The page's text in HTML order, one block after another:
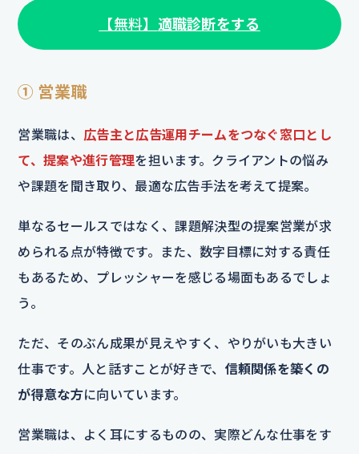
【無料】 適職診断をする
① 営業職
営業職は、 広告主と広告運用チームをつなぐ窓口とし
て、提案や進行管理を担います。クライアントの悩み
や課題を聞き取り、最適な広告手法を考えて提案。
単なるセールスではなく、課題解決型の提案営業が求
められる点が特徴です。また、数字目標に対する責任
もあるため、プレッシャーを感じる場面もあるでしょ
う。
ただ、そのぶん成果が見えやすく、やりがいも大きい
仕事です。人と話すことが好きで、 信頼関係を築くの
が得意な方に向いています。
営業職は、よく耳にするものの、実際どんな仕事をす